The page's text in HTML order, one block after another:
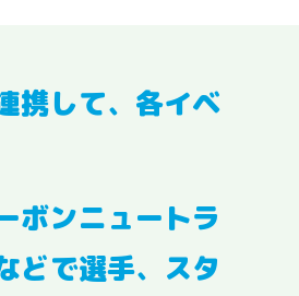
携して、各イベ
ボンニュートラ
どで選手、スタ